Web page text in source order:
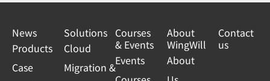
News
Products
Case
Solutions
Cloud
Migration &
Courses
& Events
Events
About
WingWill
About
Contact
us